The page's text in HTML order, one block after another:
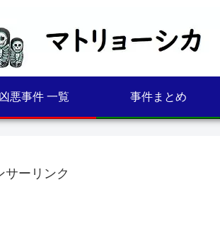
悪事件 一覧 事件まとめ
サーリンク